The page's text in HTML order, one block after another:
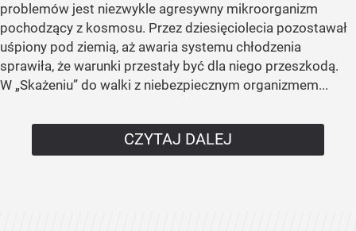
problemów jest niezwykle agresywny mikroorganizm
pochodzący z kosmosu. Przez dziesięciolecia pozostawał
uśpiony pod ziemią, aż awaria systemu chłodzenia
sprawiła, że warunki przestały być dla niego przeszkodą.
W „Skażeniu” do walki z niebezpiecznym organizmem...
CZYTAJ DALEJ